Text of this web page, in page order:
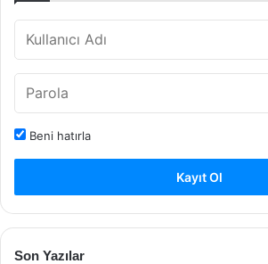
Beni hatırla
Kayıt Ol
Son Yazılar